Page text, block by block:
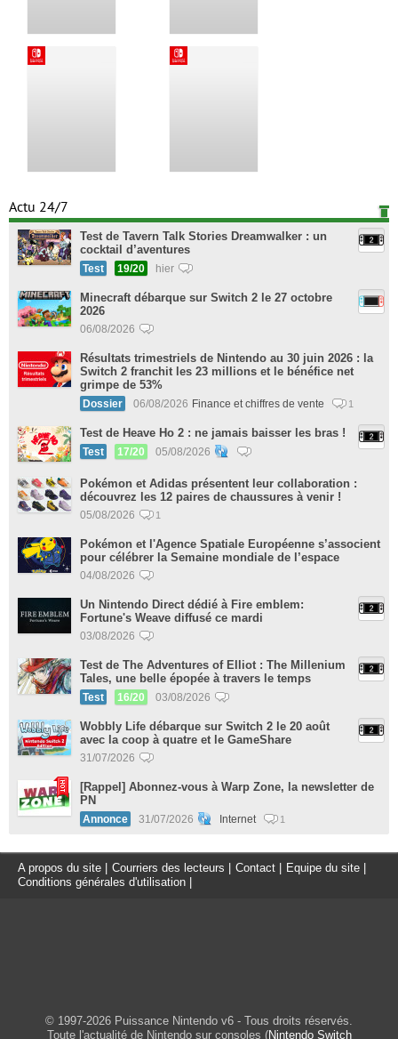
Actu 24/7
Test de Tavern Talk Stories Dreamwalker : un
cocktail d’aventures
Test 19/20 hier
Minecraft débarque sur Switch 2 le 27 octobre
2026
06/08/2026
Résultats trimestriels de Nintendo au 30 juin 2026 : la
Switch 2 franchit les 23 millions et le bénéfice net
grimpe de 53%
Dossier 06/08/2026 Finance et chiffres de vente 1
Test de Heave Ho 2 : ne jamais baisser les bras !
Test 17/20 05/08/2026
Pokémon et Adidas présentent leur collaboration :
découvrez les 12 paires de chaussures à venir !
05/08/2026 1
Pokémon et l'Agence Spatiale Européenne s’associent
pour célébrer la Semaine mondiale de l’espace
04/08/2026
Un Nintendo Direct dédié à Fire emblem:
Fortune's Weave diffusé ce mardi
03/08/2026
Test de The Adventures of Elliot : The Millenium
Tales, une belle épopée à travers le temps
Test 16/20 03/08/2026
Wobbly Life débarque sur Switch 2 le 20 août
avec la coop à quatre et le GameShare
31/07/2026
[Rappel] Abonnez-vous à Warp Zone, la newsletter de
PN
Annonce 31/07/2026 Internet 1
A propos du site Courriers des lecteurs Contact Equipe du site
Conditions générales d'utilisation
© 1997-2026 Puissance Nintendo v6 - Tous droits réservés.
Toute l'actualité de Nintendo sur consoles (Nintendo Switch